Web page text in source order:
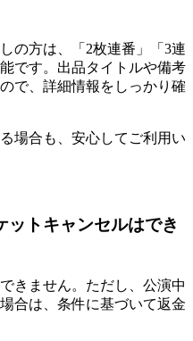
の方は、「2枚連番」「3連
です。出品タイトルや備考
で、詳細情報をしっかり確
場合も、安心してご利用い
トキャンセルはでき
きません。ただし、公演中
合は、条件に基づいて返金